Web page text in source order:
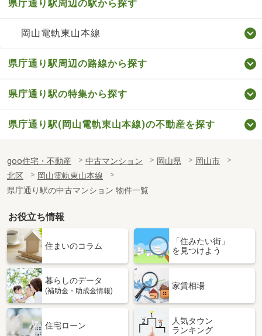
県庁通り駅周辺の駅から探す
岡山電軌東山本線
県庁通り駅周辺の路線から探す
県庁通り駅の特集から探す
県庁通り駅(岡山電軌東山本線)の不動産を探す
goo住宅・不動産 中古マンション 岡山県
岡山市
北区
岡山電軌東山本線
県庁通り駅の中古マンション 物件一覧
お役立ち情報
住まいのコラム
「住みたい街」
を見つけよう
暮らしのデータ
(補助金・助成金情報)
家賃相場
住宅ローン
人気タウン
ランキング